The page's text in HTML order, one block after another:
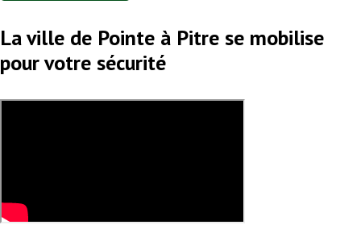
La ville de Pointe à Pitre se mobilise
pour votre sécurité